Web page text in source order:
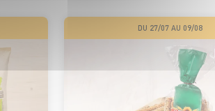
DU 27/07 AU 09/08